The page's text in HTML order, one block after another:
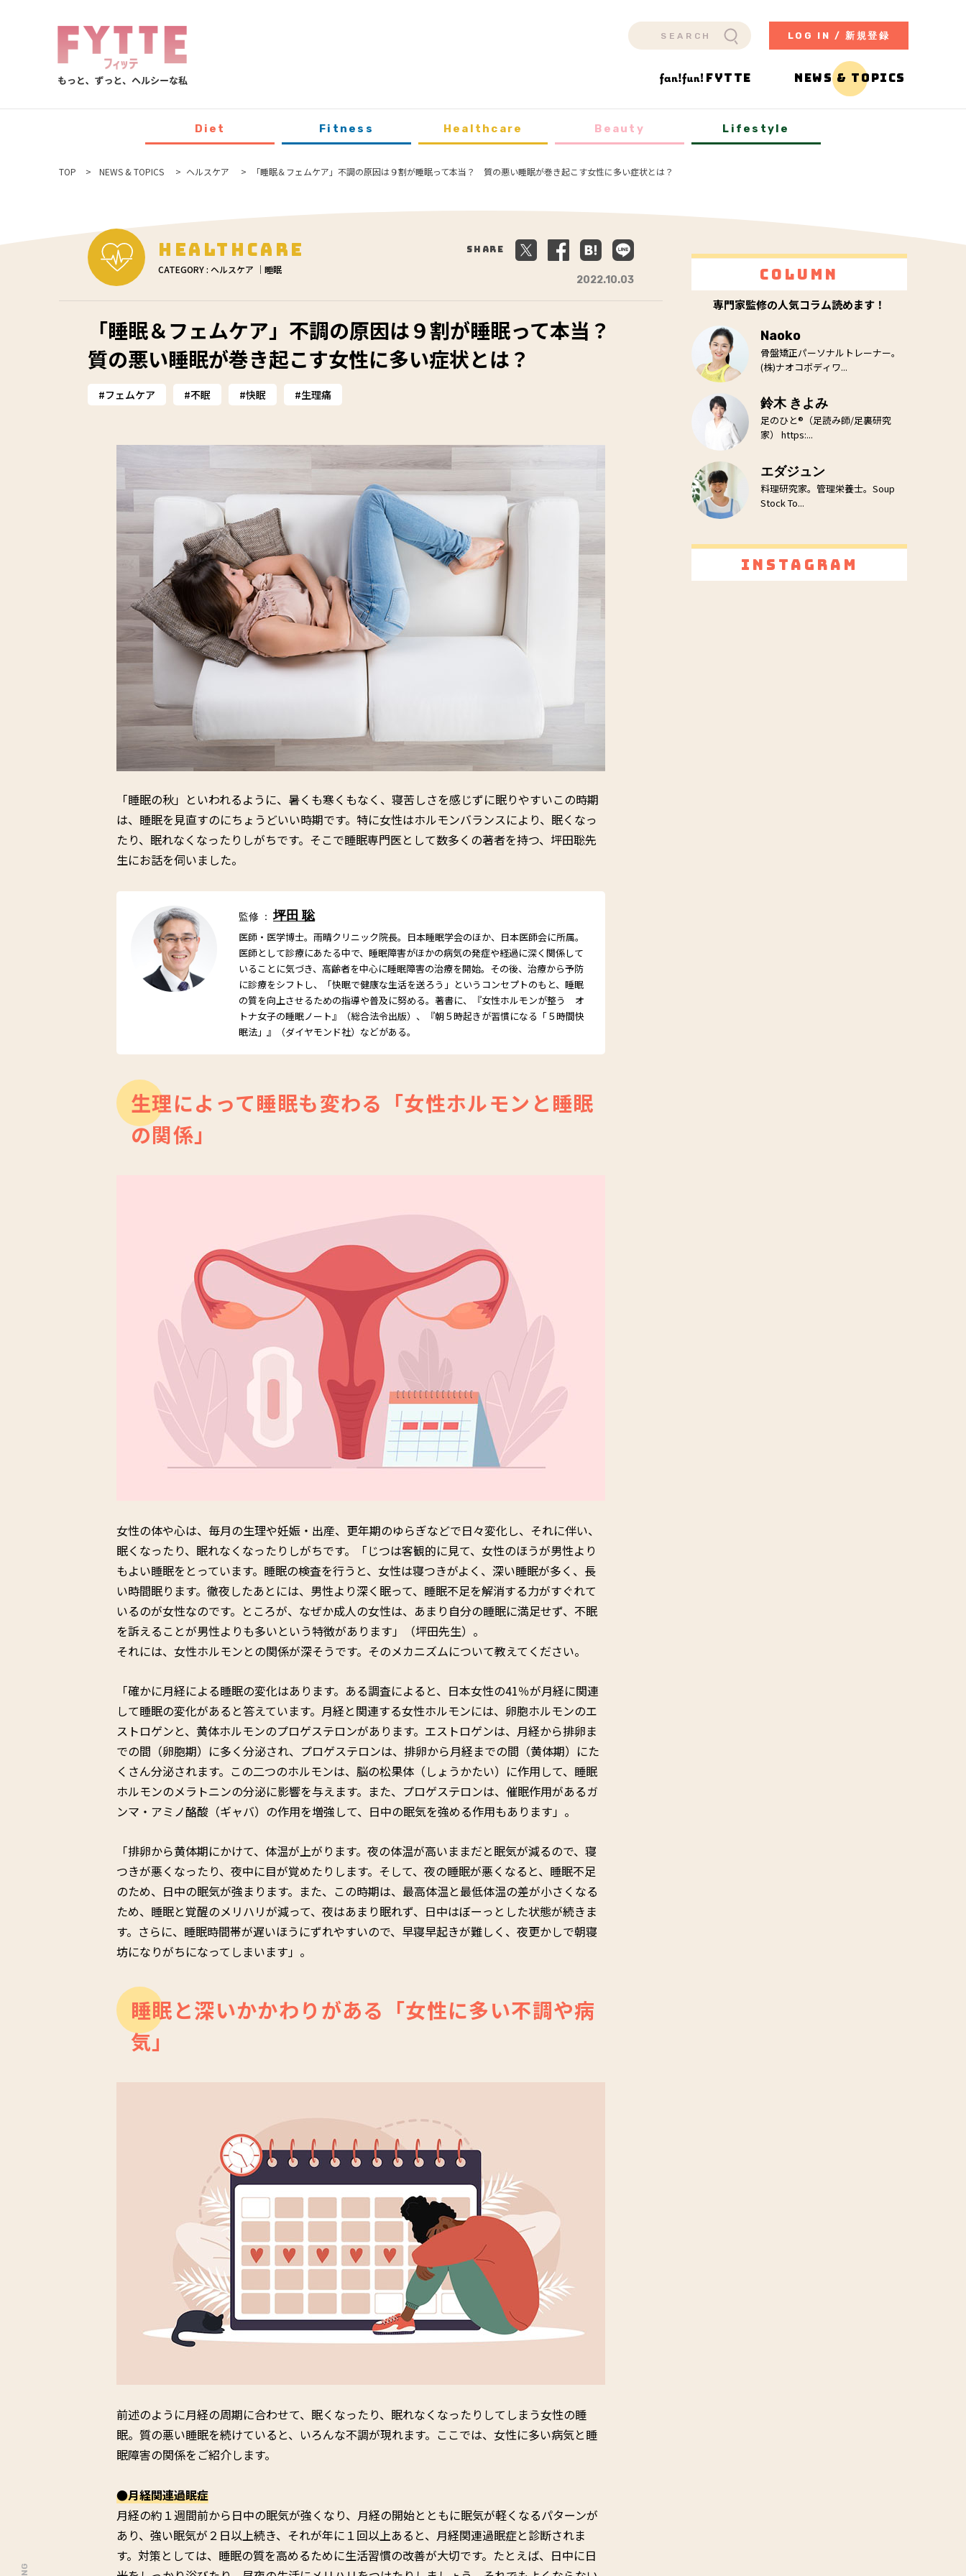
LOG IN / 新規登録
FYTTE NEWS & TOPICS
Diet Fitness Healthcare Beauty Lifestyle
TOP NEWS & TOPICS ヘルスケア 「睡眠＆フェムケア」不調の原因は９割が睡眠って本当？ 質の悪い睡眠が巻き起こす女性に多い症状とは？
Healthcare
CATEGORY : ヘルスケア ｜睡眠
2022.10.03
「睡眠＆フェムケア」不調の原因は９割が睡眠って本当？
質の悪い睡眠が巻き起こす女性に多い症状とは？
フェムケア 不眠 快眠 生理痛
Share
「睡眠の秋」といわれるように、暑くも寒くもなく、寝苦しさを感じずに眠りやすいこの時期
は、睡眠を見直すのにちょうどいい時期です。特に女性はホルモンバランスにより、眠くなっ
たり、眠れなくなったりしがちです。そこで睡眠専門医として数多くの著者を持つ、坪田聡先
生にお話を伺いました。
監修 ：坪田 聡
医師・医学博士。雨晴クリニック院長。日本睡眠学会のほか、日本医師会に所属。
医師として診療にあたる中で、睡眠障害がほかの病気の発症や経過に深く関係して
いることに気づき、高齢者を中心に睡眠障害の治療を開始。その後、治療から予防
に診療をシフトし、「快眠で健康な生活を送ろう」というコンセプトのもと、睡眠
の質を向上させるための指導や普及に努める。著書に、『女性ホルモンが整う オ
トナ女子の睡眠ノート』（総合法令出版）、『朝５時起きが習慣になる「５時間快
眠法」』（ダイヤモンド社）などがある。
生理によって睡眠も変わる「女性ホルモンと睡眠
の関係」
女性の体や心は、毎月の生理や妊娠・出産、更年期のゆらぎなどで日々変化し、それに伴い、
眠くなったり、眠れなくなったりしがちです。「じつは客観的に見て、女性のほうが男性より
もよい睡眠をとっています。睡眠の検査を行うと、女性は寝つきがよく、深い睡眠が多く、長
い時間眠ります。徹夜したあとには、男性より深く眠って、睡眠不足を解消する力がすぐれて
いるのが女性なのです。ところが、なぜか成人の女性は、あまり自分の睡眠に満足せず、不眠
を訴えることが男性よりも多いという特徴があります」（坪田先生）。
それには、女性ホルモンとの関係が深そうです。そのメカニズムについて教えてください。
「確かに月経による睡眠の変化はあります。ある調査によると、日本女性の41％が月経に関連
して睡眠の変化があると答えています。月経と関連する女性ホルモンには、卵胞ホルモンのエ
ストロゲンと、黄体ホルモンのプロゲステロンがあります。エストロゲンは、月経から排卵ま
での間（卵胞期）に多く分泌され、プロゲステロンは、排卵から月経までの間（黄体期）にた
くさん分泌されます。この二つのホルモンは、脳の松果体（しょうかたい）に作用して、睡眠
ホルモンのメラトニンの分泌に影響を与えます。また、プロゲステロンは、催眠作用があるガ
ンマ・アミノ酪酸（ギャバ）の作用を増強して、日中の眠気を強める作用もあります」。
「排卵から黄体期にかけて、体温が上がります。夜の体温が高いままだと眠気が減るので、寝
つきが悪くなったり、夜中に目が覚めたりします。そして、夜の睡眠が悪くなると、睡眠不足
のため、日中の眠気が強まります。また、この時期は、最高体温と最低体温の差が小さくなる
ため、睡眠と覚醒のメリハリが減って、夜はあまり眠れず、日中はぼーっとした状態が続きま
す。さらに、睡眠時間帯が遅いほうにずれやすいので、早寝早起きが難しく、夜更かしで朝寝
坊になりがちになってしまいます」。
睡眠と深いかかわりがある「女性に多い不調や病
気」
前述のように月経の周期に合わせて、眠くなったり、眠れなくなったりしてしまう女性の睡
眠。質の悪い睡眠を続けていると、いろんな不調が現れます。ここでは、女性に多い病気と睡
眠障害の関係をご紹介します。
●月経関連過眠症
月経の約１週間前から日中の眠気が強くなり、月経の開始とともに眠気が軽くなるパターンが
あり、強い眠気が２日以上続き、それが年に１回以上あると、月経関連過眠症と診断されま
す。対策としては、睡眠の質を高めるために生活習慣の改善が大切です。たとえば、日中に日
Column
専門家監修の人気コラム読めます！
Naoko
骨盤矯正パーソナルトレーナー。
(株)ナオコボディワ...
鈴木 きよみ
足のひと®（足読み師/足裏研究
家） https:...
エダジュン
料理研究家。管理栄養士。Soup
Stock To...
Instagram